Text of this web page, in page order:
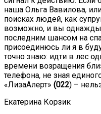
наша Ольга Вавилова,
поисках людей, как
возможно, и вы однажды
последним шансом на
присоединюсь ли я в
точно знаю: идти в лес
времени возращения
телефона, не зная
«ЛизаАлерт» (022) –
Екатерина Корзик